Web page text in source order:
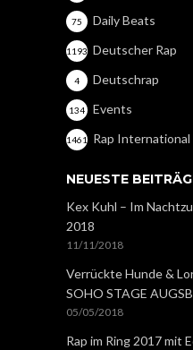
Daily Beats
75
Deutscher Rap
1193
Deutschrap
4
Events
134
Rap International
1461
NEUESTE
Kex Kuhl – Im
2018
11/11/2018
Verrückte Hunde &
SOHO STAGE
05/05/2018
Rap im Ring 2017 mit